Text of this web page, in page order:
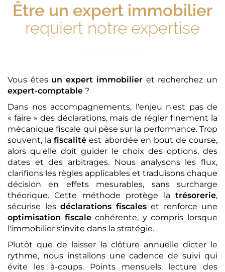
Être un expert immobilier
requiert notre expertise
Vous êtes un expert immobilieret recherchez un
expert-comptable ?
Dans nos accompagnements, l'enjeu n'est pas de
« faire » des déclarations, mais de régler finement la
mécanique fiscale qui pèse sur la performance. Trop
souvent, lafiscalité est abordée en bout de course,
alors qu'elle doit guider le choix des options, des
dates et des arbitrages. Nous analysons les flux,
clarifions les règles applicables et traduisons chaque
décision en effets mesurables, sans surcharge
théorique. Cette méthode protège la trésorerie,
sécurise les déclarations fiscaleset renforce une
optimisation fiscalecohérente, y compris lorsque
l'immobilier s'invite dans la stratégie.
Plutôt que de laisser la clôture annuelle dicter le
rythme, nous installons une cadence de suivi qui
évite les à-coups. Points mensuels, lecture des